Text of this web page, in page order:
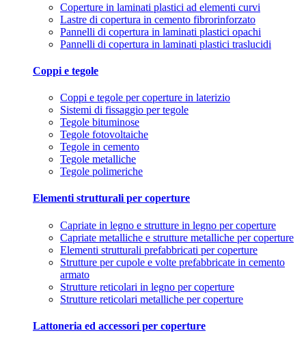
Coperture in laminati plastici ad elementi curvi
Lastre di copertura in cemento fibrorinforzato
Pannelli di copertura in laminati plastici opachi
Pannelli di copertura in laminati plastici traslucidi
Coppi e tegole
Coppi e tegole per coperture in laterizio
Sistemi di fissaggio per tegole
Tegole bituminose
Tegole fotovoltaiche
Tegole in cemento
Tegole metalliche
Tegole polimeriche
Elementi strutturali per coperture
Capriate in legno e strutture in legno per coperture
Capriate metalliche e strutture metalliche per coperture
Elementi strutturali prefabbricati per coperture
Strutture per cupole e volte prefabbricate in cemento
armato
Strutture reticolari in legno per coperture
Strutture reticolari metalliche per coperture
Lattoneria ed accessori per coperture